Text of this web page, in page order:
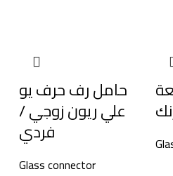
حامل رف حرف يو
علي ريون زوجي /
فردي
Glass connector